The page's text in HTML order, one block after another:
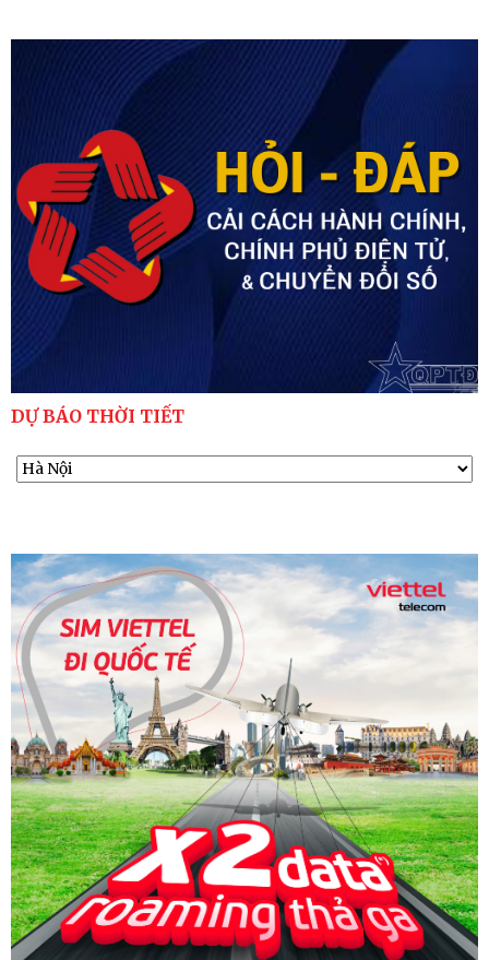
DỰ BÁO THỜI TIẾT